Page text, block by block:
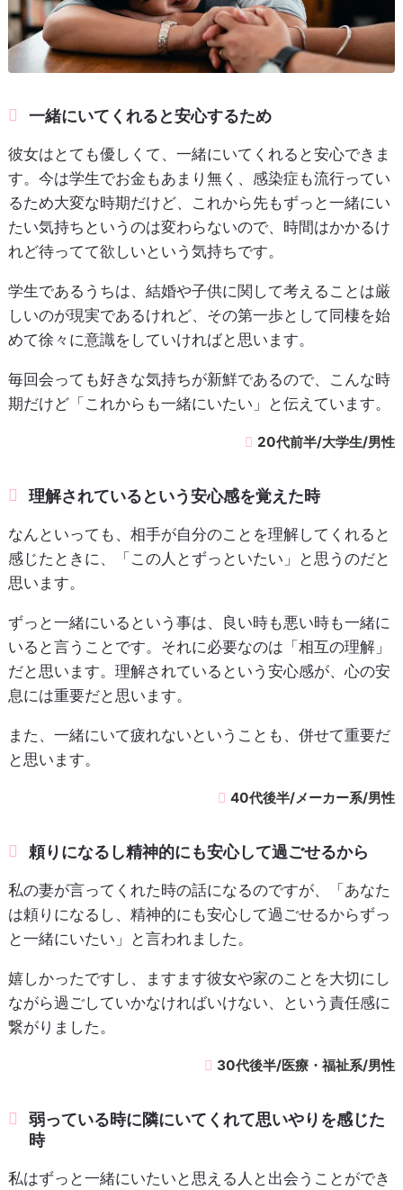
一緒にいてくれると安心するため
彼女はとても優しくて、一緒にいてくれると安心できま
す。今は学生でお金もあまり無く、感染症も流行ってい
るため大変な時期だけど、これから先もずっと一緒にい
たい気持ちというのは変わらないので、時間はかかるけ
れど待ってて欲しいという気持ちです。
学生であるうちは、結婚や子供に関して考えることは厳
しいのが現実であるけれど、その第一歩として同棲を始
めて徐々に意識をしていければと思います。
毎回会っても好きな気持ちが新鮮であるので、こんな時
期だけど「これからも一緒にいたい」と伝えています。
20代前半/大学生/男性
理解されているという安心感を覚えた時
なんといっても、相手が自分のことを理解してくれると
感じたときに、「この人とずっといたい」と思うのだと
思います。
ずっと一緒にいるという事は、良い時も悪い時も一緒に
いると言うことです。それに必要なのは「相互の理解」
だと思います。理解されているという安心感が、心の安
息には重要だと思います。
また、一緒にいて疲れないということも、併せて重要だ
と思います。
40代後半/メーカー系/男性
頼りになるし精神的にも安心して過ごせるから
私の妻が言ってくれた時の話になるのですが、「あなた
は頼りになるし、精神的にも安心して過ごせるからずっ
と一緒にいたい」と言われました。
嬉しかったですし、ますます彼女や家のことを大切にし
ながら過ごしていかなければいけない、という責任感に
繋がりました。
30代後半/医療・福祉系/男性
弱っている時に隣にいてくれて思いやりを感じた
時
私はずっと一緒にいたいと思える人と出会うことができ